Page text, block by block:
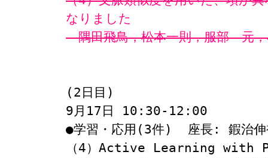
なりました
隅田飛鳥，松本一則，服部　元
(2日目)
9月17日 10:30-12:00
●学習・応用(3件)  座長: 鍜治
（4）Active Learning with